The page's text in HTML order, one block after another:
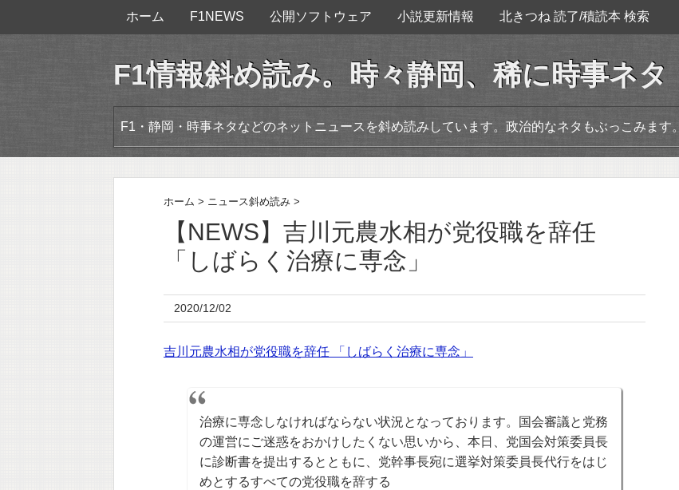
ホーム F1NEWS 公開ソフトウェア 小説更新情報 北きつね 読了/積読本 検索
F1情報斜め読み。時々静岡、稀に時事ネタ
F1・静岡・時事ネタなどのネットニュースを斜め読みしています。政治的なネタもぶっこみます。
ホーム > ニュース斜め読み >
【NEWS】吉川元農水相が党役職を辞任
「しばらく治療に専念」
2020/12/02
吉川元農水相が党役職を辞任 「しばらく治療に専念」
治療に専念しなければならない状況となっております。国会審議と党務
の運営にご迷惑をおかけしたくない思いから、本日、党国会対策委員長
に診断書を提出するとともに、党幹事長宛に選挙対策委員長代行をはじ
めとするすべての党役職を辞する